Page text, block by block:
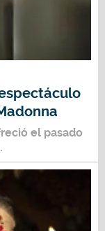
el pasado